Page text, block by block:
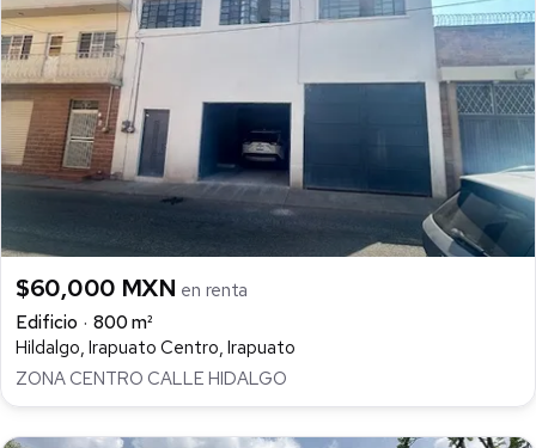
$60,000 MXN en renta
Edificio
800 m²
Hildalgo, Irapuato Centro, Irapuato
ZONA CENTRO CALLE HIDALGO